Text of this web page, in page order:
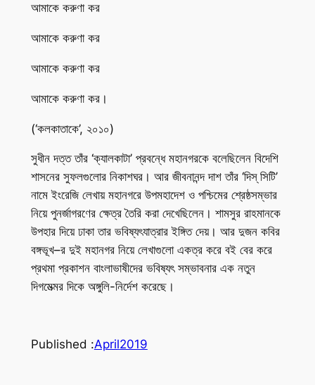
আমাকে করুণা কর
আমাকে করুণা কর
আমাকে করুণা কর
আমাকে করুণা কর।
(‘কলকাতাকে’, ২০১০)
সুধীন দত্ত তাঁর ‘ক্যালকাটা’ প্রবন্ধে মহানগরকে বলেছিলেন বিদেশি
শাসনের সুফলগুলোর নিকাশঘর। আর জীবনানন্দ দাশ তাঁর ‘দিস্ সিটি’
নামে ইংরেজি লেখায় মহানগরে উপমহাদেশ ও পশ্চিমের শ্রেষ্ঠসম্ভার
নিয়ে পুনর্জাগরণের ক্ষেত্র তৈরি করা দেখেছিলেন। শামসুর রাহমানকে
উপহার দিয়ে ঢাকা তার ভবিষ্যৎযাত্রার ইঙ্গিত দেয়। আর দুজন কবির
বঙ্গভূখ–র দুই মহানগর নিয়ে লেখাগুলো একত্র করে বই বের করে
প্রথমা প্রকাশন বাংলাভাষীদের ভবিষ্যৎ সম্ভাবনার এক নতুন
দিগমেত্মর দিকে অঙ্গুলি-নির্দেশ করেছে।
Published :April2019